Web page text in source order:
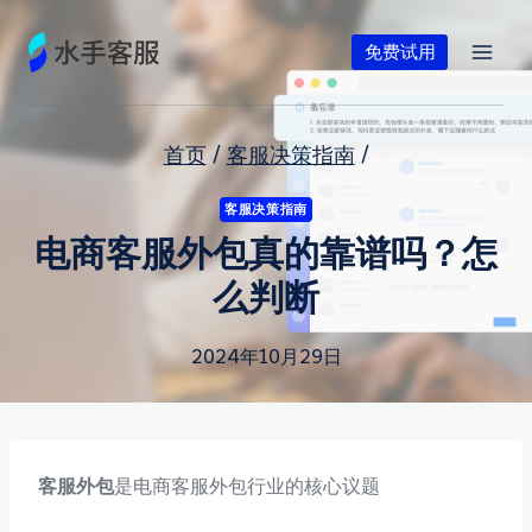
到
免费试用
首页 / 客服决策指南 /
客服决策指南
电商客服外包真的靠谱吗？怎
么判断
2024年10月29日
客服外包是电商客服外包行业的核心议题